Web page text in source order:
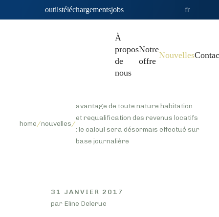
outilstéléchargementsjobs fr
À
propos
de
nous
Notre
offre
Nouvelles
home/nouvelles/
avantage de toute nature habitation
et requalification des revenus locatifs
: le calcul sera désormais effectué sur
base journalière
31 JANVIER 2017
par Eline Delerue